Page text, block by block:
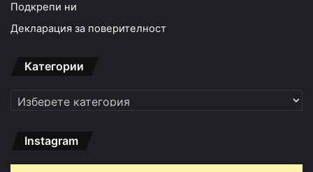
Подкрепи ни
Декларация за поверителност
Категории
Категории
Instagram